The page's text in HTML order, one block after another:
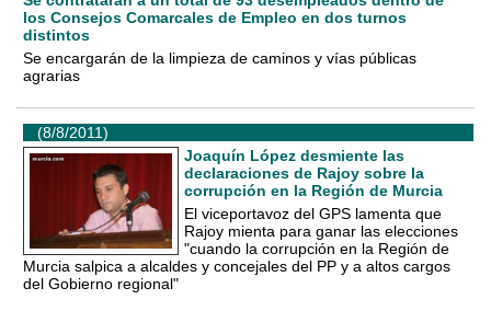
los Consejos Comarcales de Empleo en dos turnos
distintos
Se encargarán de la limpieza de caminos y vías públicas
agrarias
(8/8/2011)
Joaquín López desmiente las
declaraciones de Rajoy sobre la
corrupción en la Región de Murcia
El viceportavoz del GPS lamenta que
Rajoy mienta para ganar las elecciones
"cuando la corrupción en la Región de
Murcia salpica a alcaldes y concejales del PP y a altos cargos
del Gobierno regional"